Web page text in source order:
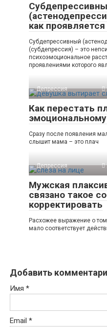
как
Субдепрессивный
(субдепрессия) – это
психоэмоциональное
проявлениями которого
Депрессия
Как перестать
Сразу после появления
слышит мама – это плач
Депрессия
Мужская
связано такое
корректировать
Расхожее выражение о
мало соответствует
Добавить
Имя *
Email *